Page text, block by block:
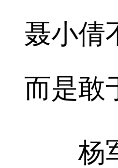
聂小倩
而是敢
杨军